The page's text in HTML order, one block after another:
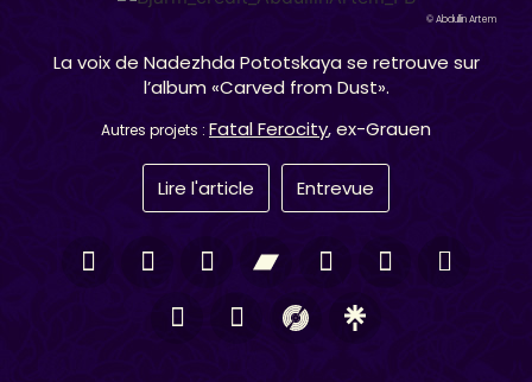
© Abdullin Artem
La voix de Nadezhda Pototskaya se retrouve sur
l’album «Carved from Dust».
Autres projets : Fatal Ferocity, ex-Grauen
Lire l'article Entrevue